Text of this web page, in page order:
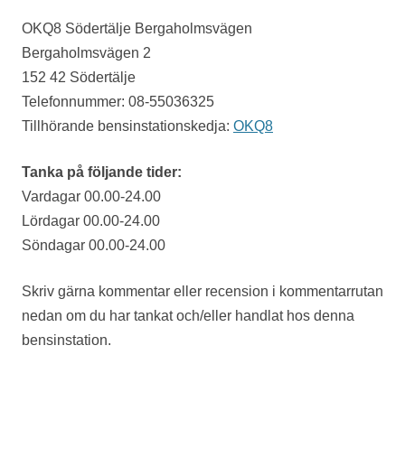
OKQ8 Södertälje Bergaholmsvägen
Bergaholmsvägen 2
152 42 Södertälje
Telefonnummer: 08-55036325
Tillhörande bensinstationskedja: OKQ8
Tanka på följande tider:
Vardagar 00.00-24.00
Lördagar 00.00-24.00
Söndagar 00.00-24.00
Skriv gärna kommentar eller recension i kommentarrutan
nedan om du har tankat och/eller handlat hos denna
bensinstation.